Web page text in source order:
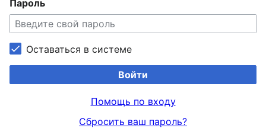
Пароль
Оставаться в системе
Войти
Помощь по входу
Сбросить ваш пароль?